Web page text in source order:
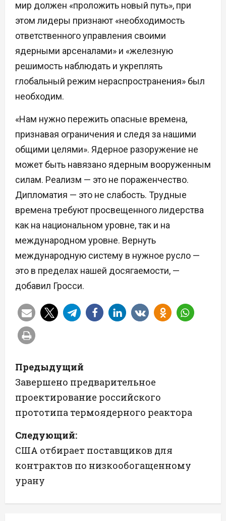
мир должен «проложить новый путь», при
этом лидеры признают «необходимость
ответственного управления своими
ядерными арсеналами» и «железную
решимость наблюдать и укреплять
глобальный режим нераспространения» был
необходим.
«Нам нужно пережить опасные времена,
признавая ограничения и следя за нашими
общими целями». Ядерное разоружение не
может быть навязано ядерным вооруженным
силам. Реализм — это не пораженчество.
Дипломатия — это не слабость. Трудные
времена требуют просвещенного лидерства
как на национальном уровне, так и на
международном уровне. Вернуть
международную систему в нужное русло —
это в пределах нашей досягаемости, —
добавил Гросси.
Н
а
в
г
а
ц
и
Предыдущий
Завершено предварительное
проектирование российского
прототипа термоядерного реактора
Следующий:
США отбирает поставщиков для
контрактов по низкообогащенному
урану